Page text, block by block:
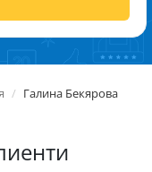
Галина Бекярова